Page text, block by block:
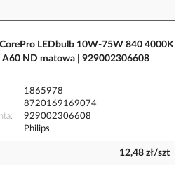
CorePro LEDbulb 10W-75W 840 4000K
A60 ND matowa | 929002306608
1865978
8720169169074
929002306608
Philips
12,48 zł/szt